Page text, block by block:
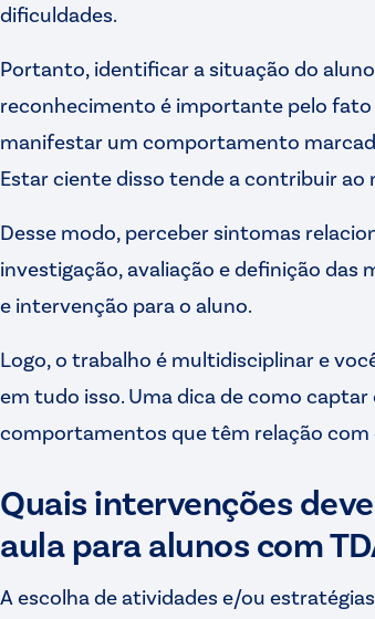
dificuldades.
Portanto, identificar a situação do
reconhecimento é importante pelo fato
manifestar um comportamento
Estar ciente disso tende a contribuir
Desse modo, perceber sintomas
investigação, avaliação e definição
e intervenção para o aluno.
Logo, o trabalho é multidisciplinar e
em tudo isso. Uma dica de como
comportamentos que têm relação com
Quais intervenções
aula para alunos com
A escolha de atividades e/ou